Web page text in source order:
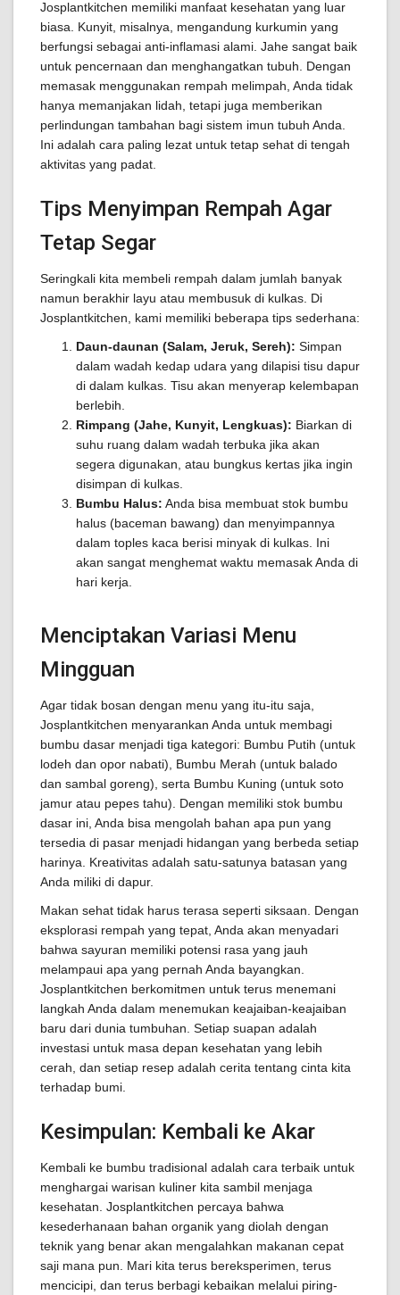
Josplantkitchen memiliki manfaat kesehatan yang luar
biasa. Kunyit, misalnya, mengandung kurkumin yang
berfungsi sebagai anti-inflamasi alami. Jahe sangat baik
untuk pencernaan dan menghangatkan tubuh. Dengan
memasak menggunakan rempah melimpah, Anda tidak
hanya memanjakan lidah, tetapi juga memberikan
perlindungan tambahan bagi sistem imun tubuh Anda.
Ini adalah cara paling lezat untuk tetap sehat di tengah
aktivitas yang padat.
Tips Menyimpan Rempah Agar
Tetap Segar
Seringkali kita membeli rempah dalam jumlah banyak
namun berakhir layu atau membusuk di kulkas. Di
Josplantkitchen, kami memiliki beberapa tips sederhana:
Daun-daunan (Salam, Jeruk, Sereh): Simpan
dalam wadah kedap udara yang dilapisi tisu dapur
di dalam kulkas. Tisu akan menyerap kelembapan
berlebih.
Rimpang (Jahe, Kunyit, Lengkuas): Biarkan di
suhu ruang dalam wadah terbuka jika akan
segera digunakan, atau bungkus kertas jika ingin
disimpan di kulkas.
Bumbu Halus: Anda bisa membuat stok bumbu
halus (baceman bawang) dan menyimpannya
dalam toples kaca berisi minyak di kulkas. Ini
akan sangat menghemat waktu memasak Anda di
hari kerja.
Menciptakan Variasi Menu
Mingguan
Agar tidak bosan dengan menu yang itu-itu saja,
Josplantkitchen menyarankan Anda untuk membagi
bumbu dasar menjadi tiga kategori: Bumbu Putih (untuk
lodeh dan opor nabati), Bumbu Merah (untuk balado
dan sambal goreng), serta Bumbu Kuning (untuk soto
jamur atau pepes tahu). Dengan memiliki stok bumbu
dasar ini, Anda bisa mengolah bahan apa pun yang
tersedia di pasar menjadi hidangan yang berbeda setiap
harinya. Kreativitas adalah satu-satunya batasan yang
Anda miliki di dapur.
Makan sehat tidak harus terasa seperti siksaan. Dengan
eksplorasi rempah yang tepat, Anda akan menyadari
bahwa sayuran memiliki potensi rasa yang jauh
melampaui apa yang pernah Anda bayangkan.
Josplantkitchen berkomitmen untuk terus menemani
langkah Anda dalam menemukan keajaiban-keajaiban
baru dari dunia tumbuhan. Setiap suapan adalah
investasi untuk masa depan kesehatan yang lebih
cerah, dan setiap resep adalah cerita tentang cinta kita
terhadap bumi.
Kesimpulan: Kembali ke Akar
Kembali ke bumbu tradisional adalah cara terbaik untuk
menghargai warisan kuliner kita sambil menjaga
kesehatan. Josplantkitchen percaya bahwa
kesederhanaan bahan organik yang diolah dengan
teknik yang benar akan mengalahkan makanan cepat
saji mana pun. Mari kita terus bereksperimen, terus
mencicipi, dan terus berbagi kebaikan melalui piring-